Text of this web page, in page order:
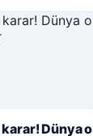
daha iyi
Dünya